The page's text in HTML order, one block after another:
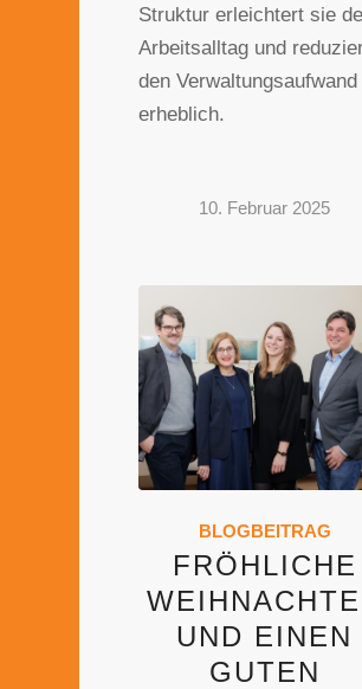
Struktur erleichtert sie
Arbeitsalltag und
den Verwaltungsaufwand
erheblich.
10. Februar 2025
BLOGBEITRAG
FRÖHLICHE
UND EINEN
GUTEN